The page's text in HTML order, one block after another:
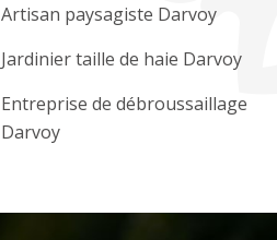
Artisan paysagiste Darvoy
Jardinier taille de haie Darvoy
Entreprise de débroussaillage
Darvoy